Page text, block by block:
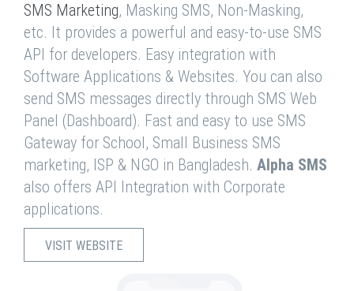
SMS Marketing, Masking SMS, Non-Masking,
etc. It provides a powerful and easy-to-use SMS
API for developers. Easy integration with
Software Applications & Websites. You can also
send SMS messages directly through SMS Web
Panel (Dashboard). Fast and easy to use SMS
Gateway for School, Small Business SMS
marketing, ISP & NGO in Bangladesh. Alpha SMS
also offers API Integration with Corporate
applications.
VISIT WEBSITE